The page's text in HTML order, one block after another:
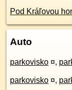
Pod Kráľovou
Auto
parkovisko ¤,
parkovisko ¤,